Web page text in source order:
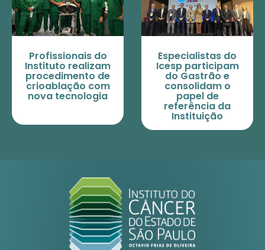
Profissionais do
Instituto realizam
procedimento de
crioablação com
nova tecnologia
Especialistas do
Icesp participam
do Gastrão e
consolidam o
papel de
referência da
Instituição